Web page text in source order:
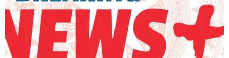
Bảo vệ nước, an toàn trước thiên tai: